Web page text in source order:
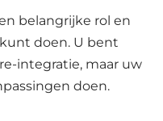
belangrijke rol en
doen. U bent
integratie, maar uw
doen.